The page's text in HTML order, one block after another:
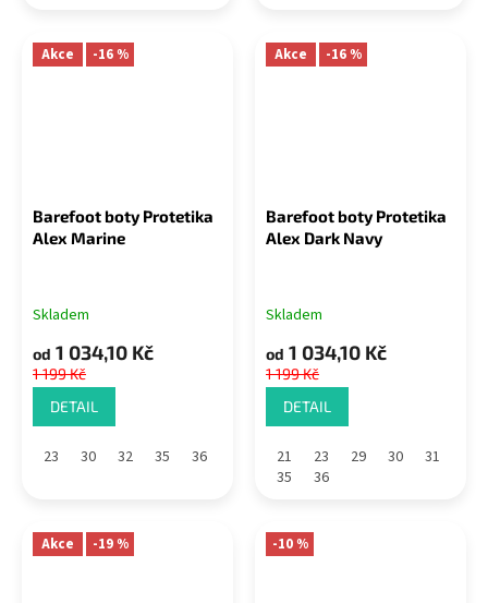
Akce -16 %
Barefoot boty Protetika
Alex Marine
Skladem
od 1 034,10 Kč
1 199 Kč
DETAIL
23 30 32 35 36
Akce -16 %
Barefoot boty Protetika
Alex Dark Navy
Skladem
od 1 034,10 Kč
1 199 Kč
DETAIL
21 23 29 30
31
35
36
Akce -19 % -10 %